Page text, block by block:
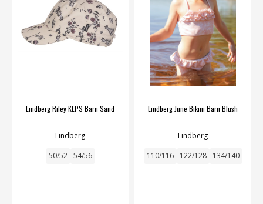
Lindberg Riley KEPS Barn Sand
Lindberg
50/52 54/56
Lindberg June Bikini Barn Blush
Lindberg
110/116 122/128 134/140